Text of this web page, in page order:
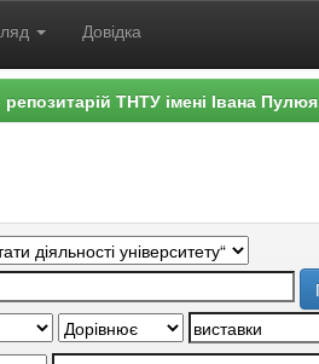
Довідка
ТНТУ імені Івана Пулюя